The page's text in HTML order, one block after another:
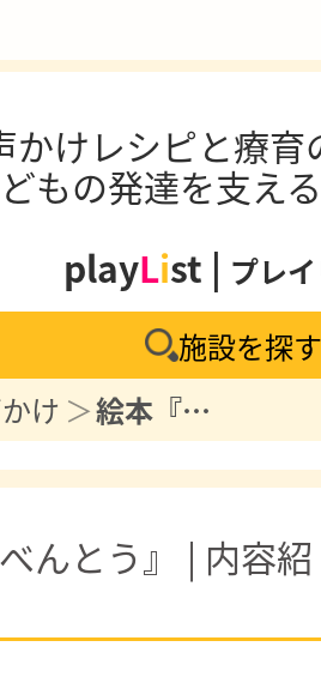
かけレシピと療育
もの発達を支え
playList | プレ
施設を探す
け 絵本『つくろう！つくろう！おべんとう』 | 内容紹介・声かけ
んとう』 | 内容紹